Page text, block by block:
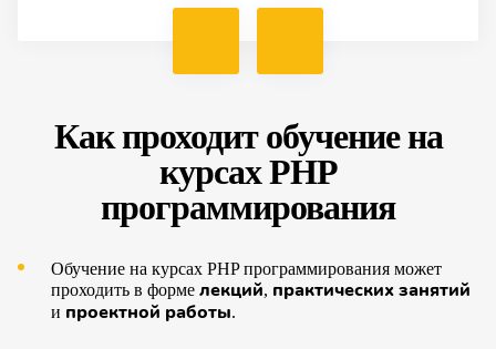
Как проходит обучение на
курсах PHP
программирования
Обучение на курсах PHP программирования может
проходить в форме лекций, практических занятий
и проектной работы.